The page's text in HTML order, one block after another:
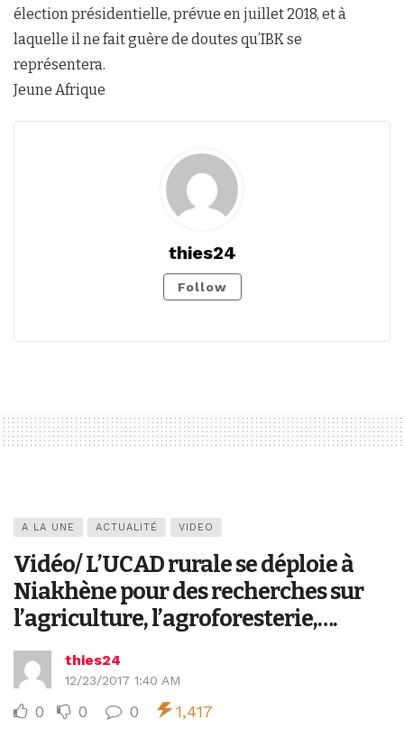
élection présidentielle, prévue en juillet 2018, et à
laquelle il ne fait guère de doutes qu’IBK se
représentera.
Jeune Afrique
thies24
Follow
A LA UNE ACTUALITÉ VIDEO
Vidéo/ L’UCAD rurale se déploie à
Niakhène pour des recherches sur
l’agriculture, l’agroforesterie,….
thies24
12/23/2017 1:40 AM
0 0 0 1,417